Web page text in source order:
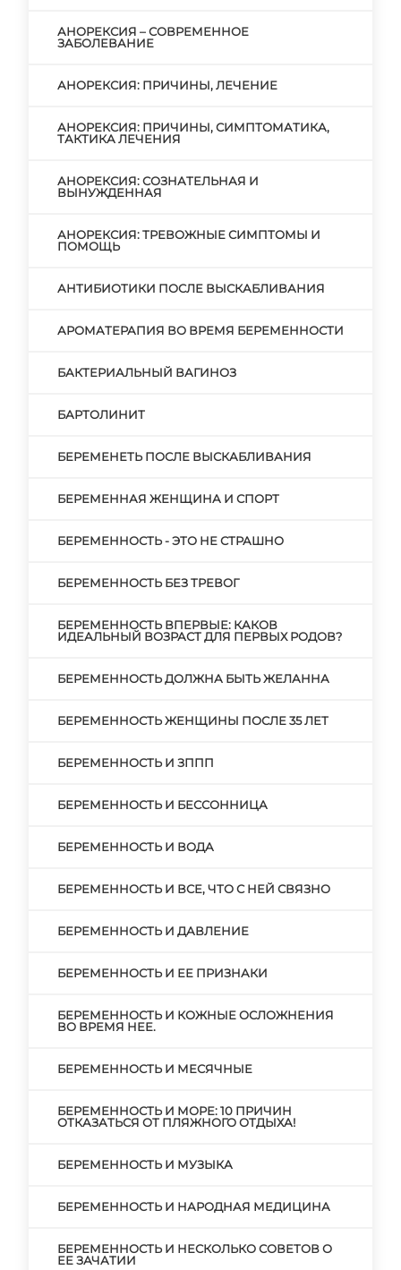
АНОРЕКСИЯ – СОВРЕМЕННОЕ
ЗАБОЛЕВАНИЕ
АНОРЕКСИЯ: ПРИЧИНЫ, ЛЕЧЕНИЕ
АНОРЕКСИЯ: ПРИЧИНЫ, СИМПТОМАТИКА,
ТАКТИКА ЛЕЧЕНИЯ
АНОРЕКСИЯ: СОЗНАТЕЛЬНАЯ И
ВЫНУЖДЕННАЯ
АНОРЕКСИЯ: ТРЕВОЖНЫЕ СИМПТОМЫ И
ПОМОЩЬ
АНТИБИОТИКИ ПОСЛЕ ВЫСКАБЛИВАНИЯ
АРОМАТЕРАПИЯ ВО ВРЕМЯ БЕРЕМЕННОСТИ
БАКТЕРИАЛЬНЫЙ ВАГИНОЗ
БАРТОЛИНИТ
БЕРЕМЕНЕТЬ ПОСЛЕ ВЫСКАБЛИВАНИЯ
БЕРЕМЕННАЯ ЖЕНЩИНА И СПОРТ
БЕРЕМЕННОСТЬ - ЭТО НЕ СТРАШНО
БЕРЕМЕННОСТЬ БЕЗ ТРЕВОГ
БЕРЕМЕННОСТЬ ВПЕРВЫЕ: КАКОВ
ИДЕАЛЬНЫЙ ВОЗРАСТ ДЛЯ ПЕРВЫХ РОДОВ?
БЕРЕМЕННОСТЬ ДОЛЖНА БЫТЬ ЖЕЛАННА
БЕРЕМЕННОСТЬ ЖЕНЩИНЫ ПОСЛЕ 35 ЛЕТ
БЕРЕМЕННОСТЬ И ЗППП
БЕРЕМЕННОСТЬ И БЕССОННИЦА
БЕРЕМЕННОСТЬ И ВОДА
БЕРЕМЕННОСТЬ И ВСЕ, ЧТО С НЕЙ СВЯЗНО
БЕРЕМЕННОСТЬ И ДАВЛЕНИЕ
БЕРЕМЕННОСТЬ И ЕЕ ПРИЗНАКИ
БЕРЕМЕННОСТЬ И КОЖНЫЕ ОСЛОЖНЕНИЯ
ВО ВРЕМЯ НЕЕ.
БЕРЕМЕННОСТЬ И МЕСЯЧНЫЕ
БЕРЕМЕННОСТЬ И МОРЕ: 10 ПРИЧИН
ОТКАЗАТЬСЯ ОТ ПЛЯЖНОГО ОТДЫХА!
БЕРЕМЕННОСТЬ И МУЗЫКА
БЕРЕМЕННОСТЬ И НАРОДНАЯ МЕДИЦИНА
БЕРЕМЕННОСТЬ И НЕСКОЛЬКО СОВЕТОВ О
ЕЕ ЗАЧАТИИ